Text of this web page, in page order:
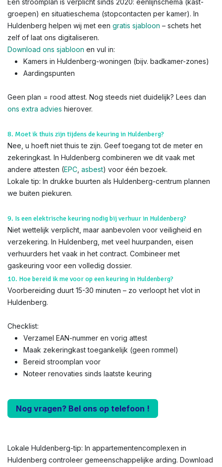
Een stroomplan is verplicht sinds 2020: éénlijnschema (kast-
groepen) en situatieschema (stopcontacten per kamer). In
Huldenberg helpen wij met een gratis sjabloon – schets het
zelf of laat ons digitaliseren.
Download ons sjabloon en vul in:
Kamers in Huldenberg-woningen (bijv. badkamer-zones)
Aardingspunten
Geen plan = rood attest. Nog steeds niet duidelijk? Lees dan
ons extra advies hierover.
8. Moet ik thuis zijn tijdens de keuring in Huldenberg?
Nee, u hoeft niet thuis te zijn. Geef toegang tot de meter en
zekeringkast. In Huldenberg combineren we dit vaak met
andere attesten (EPC asbest) voor één bezoek.
Lokale tip: In drukke buurten als Huldenberg-centrum plannen
we buiten piekuren.
9. Is een elektrische keuring nodig bij verhuur in Huldenberg?
Niet wettelijk verplicht, maar aanbevolen voor veiligheid en
verzekering. In Huldenberg, met veel huurpanden, eisen
verhuurders het vaak in het contract. Combineer met
gaskeuring voor een volledig dossier.
10. Hoe bereid ik me voor op een keuring in Huldenberg?
Voorbereiding duurt 15-30 minuten – zo verloopt het vlot in
Huldenberg.
Checklist:
Verzamel EAN-nummer en vorig attest
Maak zekeringkast toegankelijk (geen rommel)
Bereid stroomplan voor
Noteer renovaties sinds laatste keuring
Nog vragen? Bel ons op telefoon !
Lokale Huldenberg-tip: In appartementencomplexen in
Huldenberg controleer gemeenschappelijke arding. Download